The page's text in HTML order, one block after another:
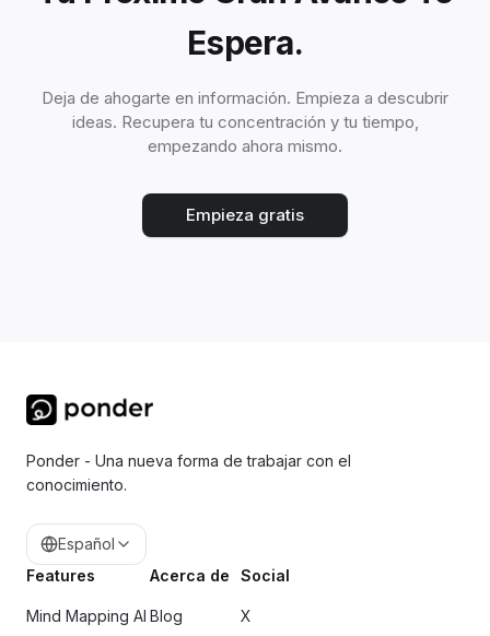
Espera.
Deja de ahogarte en información. Empieza a descubrir
ideas. Recupera tu concentración y tu tiempo,
empezando ahora mismo.
Empieza gratis
Ponder - Una nueva forma de trabajar con el
conocimiento.
Español
Features
Mind Mapping AI
Acerca de
Blog
Social
X